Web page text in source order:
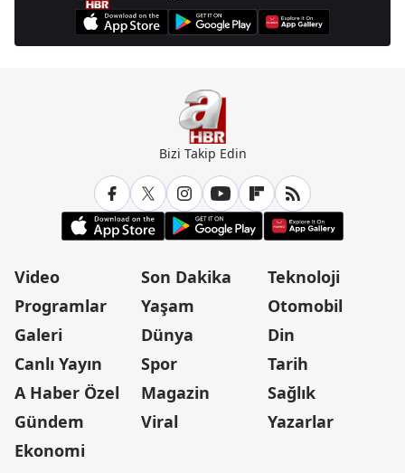
Bizi Takip Edin
Video
Programlar
Galeri
Canlı Yayın
A Haber Özel
Gündem
Ekonomi
Son Dakika
Yaşam
Dünya
Spor
Magazin
Viral
Teknoloji
Otomobil
Din
Tarih
Sağlık
Yazarlar